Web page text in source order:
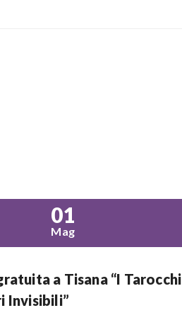
01
Mag
a Tisana “I Tarocchi
Invisibili”